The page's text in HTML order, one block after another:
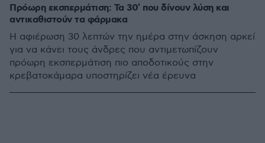
Πρόωρη εκσπερμάτιση: Τα 30′ που δίνουν λύση και
αντικαθιστούν τα φάρμακα
Η αφιέρωση 30 λεπτών την ημέρα στην άσκηση αρκεί
για να κάνει τους άνδρες που αντιμετωπίζουν
πρόωρη εκσπερμάτιση πιο αποδοτικούς στην
κρεβατοκάμαρα υποστηρίζει νέα έρευνα